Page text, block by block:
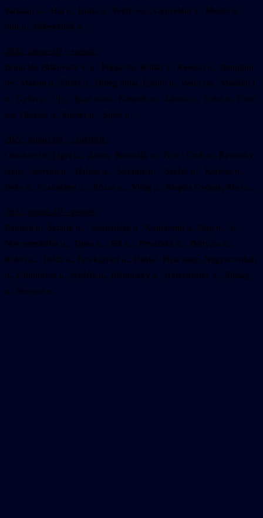
Partizán u., Híd u., Kurta u., Petőfi sor., Győzelem u., Mester u.,
Stúr u., Békevédők u.,
2022. június 08 – szerda:
Brüni tér, Palkovich V. u., Prágai tér, Kollár u., Kereszt u., Templom
tér, Malom u., Fűzfa u., Hideg oldal, Építők u., Vasút sor, Madách I.
u., Győri u., Új u., Ipari zóna., Kossuth u., Iskola u., Erdei u., Üzlet
sor, Oldalsó u., Piactér u., Sport u.,
2022. június 09 – csütörtök:
Októberi tér, Liget u., Anton Bernolák u., Tó u., Cseh u., Reviczky
telep, Szlovák u., Halász u., Štefánik u., Szélső u., Kertész u.,
Béke u., Csalogány u., Rózsa u., Virág u., Klapka György, Alsó u.,
2022. június 10 – péntek:
Radnóti u., Šafárik u., Szabadság u., Komáromi u., Nap u., L.
Novomeského u., Duna u., Sík u., Považská u., Bányász u.,
Keleti u., Diófa u., Érsekújvári u., Dankó Pista telep, Nagyszombati
u., Földműves u., Nyárfa u., Jilemnicky u., Hviezdoslav u., Ifjúság
u., Šverma u.,